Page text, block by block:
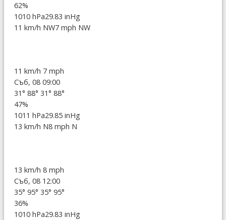
62%
1010 hPa29.83 inHg
11 km/h NW7 mph NW
11 km/h 7 mph
Съб, 08 09:00
31° 88° 31° 88°
47%
1011 hPa29.85 inHg
13 km/h N8 mph N
13 km/h 8 mph
Съб, 08 12:00
35° 95° 35° 95°
36%
1010 hPa29.83 inHg